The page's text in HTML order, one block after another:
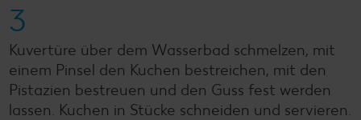
3
Kuvertüre über dem Wasserbad schmelzen, mit
einem Pinsel den Kuchen bestreichen, mit den
Pistazien bestreuen und den Guss fest werden
lassen. Kuchen in Stücke schneiden und servieren.